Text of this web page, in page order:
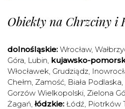
Obiekty na Chrzciny i
dolnośląskie: Wrocław,
Góra, Lubin, kujawsko-
Włocławek, Grudziądz,
Chełm, Zamość, Biała Podlaska,
Gorzów Wielkopolski, Zielona
Żagań, łódzkie: Łódź, Piotrków